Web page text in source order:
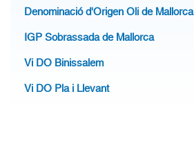
Denominació d'Origen Oli de Mallorca
IGP Sobrassada de Mallorca
Vi DO Binissalem
Vi DO Pla i Llevant